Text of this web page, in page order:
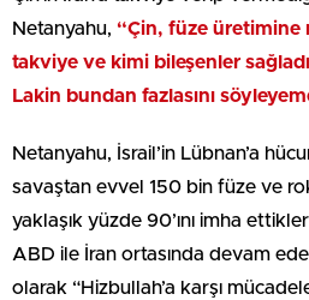
Netanyahu, “Çin, füze üretimine
takviye ve kimi bileşenler
Lakin bundan fazlasını
Netanyahu, İsrail’in Lübnan’a
savaştan evvel 150 bin füze ve
yaklaşık yüzde 90’ını imha
ABD ile İran ortasında devam
olarak “Hizbullah’a karşı